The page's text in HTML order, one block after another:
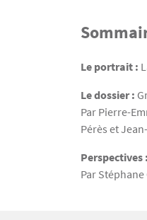
Texte
Le portrait :
Le dossier :
Par Pierre-
Pérès et
Perspectives :
Par